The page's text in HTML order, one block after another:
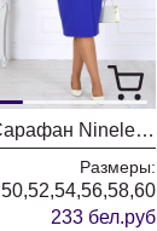
Сарафан Ninele 7443 васильковый
Размеры:
50,52,54,56,58,60
233 бел.руб